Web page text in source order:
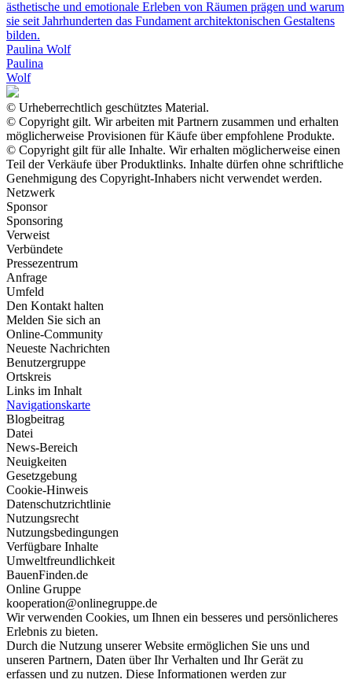
ästhetische und emotionale Erleben von Räumen prägen und warum
sie seit Jahrhunderten das Fundament architektonischen Gestaltens
bilden.
Paulina Wolf
Paulina
Wolf
© Urheberrechtlich geschütztes Material.
© Copyright gilt. Wir arbeiten mit Partnern zusammen und erhalten
möglicherweise Provisionen für Käufe über empfohlene Produkte.
© Copyright gilt für alle Inhalte. Wir erhalten möglicherweise einen
Teil der Verkäufe über Produktlinks. Inhalte dürfen ohne schriftliche
Genehmigung des Copyright-Inhabers nicht verwendet werden.
Netzwerk
Sponsor
Sponsoring
Verweist
Verbündete
Pressezentrum
Anfrage
Umfeld
Den Kontakt halten
Melden Sie sich an
Online-Community
Neueste Nachrichten
Benutzergruppe
Ortskreis
Links im Inhalt
Navigationskarte
Blogbeitrag
Datei
News-Bereich
Neuigkeiten
Gesetzgebung
Cookie-Hinweis
Datenschutzrichtlinie
Nutzungsrecht
Nutzungsbedingungen
Verfügbare Inhalte
Umweltfreundlichkeit
BauenFinden.de
Online Gruppe
kooperation@onlinegruppe.de
Wir verwenden Cookies, um Ihnen ein besseres und persönlicheres
Erlebnis zu bieten.
Durch die Nutzung unserer Website ermöglichen Sie uns und
unseren Partnern, Daten über Ihr Verhalten und Ihr Gerät zu
erfassen und zu nutzen. Diese Informationen werden zur